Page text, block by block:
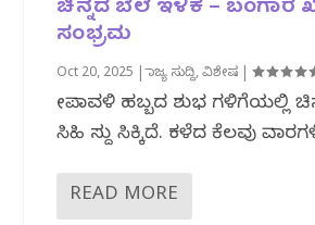
ಚಿನ್ನದ ಬೆಲೆ ಇಳಿಕೆ – ಬಂಗಾರ
ಸಂಭ್ರಮ
Oct 20, 2025 |ರಾಜ್ಯ ಸುದ್ದಿ,ವಿಶೇಷ |
ದೀಪಾವಳಿ ಹಬ್ಬದ ಶುಭ ಗಳಿಗೆಯಲ್ಲಿ
ಸಿಹಿ ಸುದ್ದಿ ಸಿಕ್ಕಿದೆ. ಕಳೆದ ಕೆಲವು
READ MORE